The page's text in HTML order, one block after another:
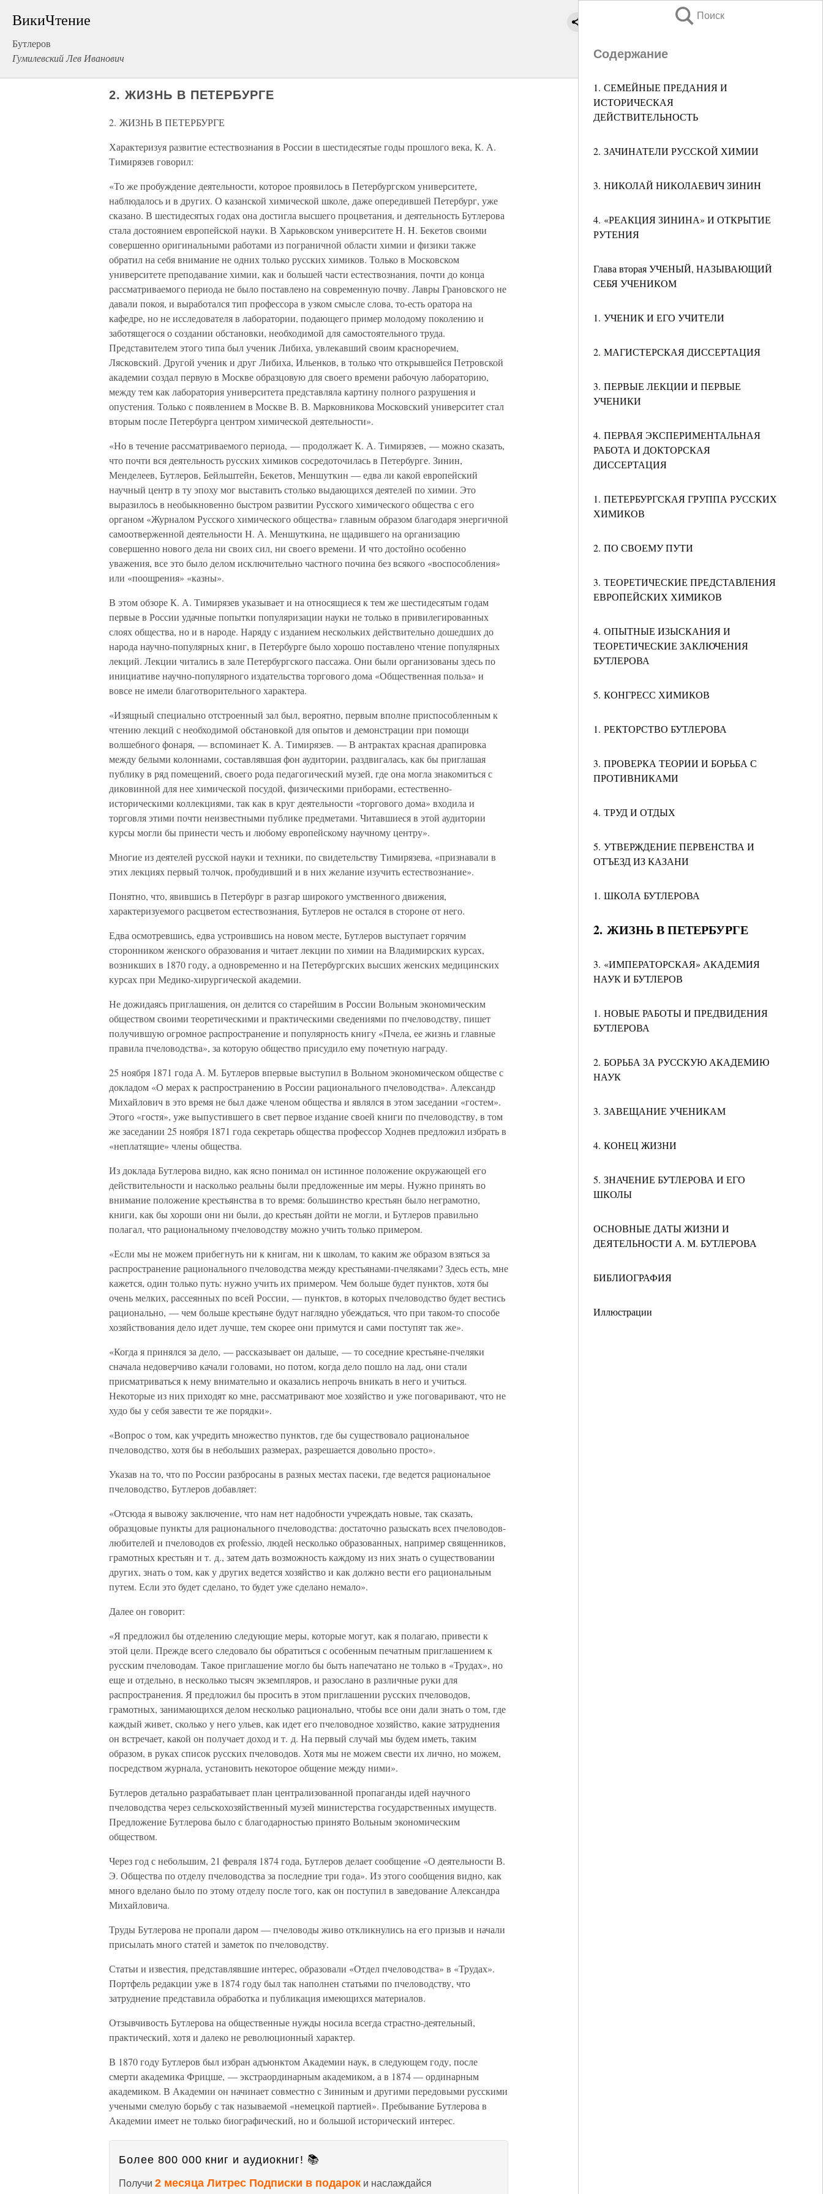
ВикиЧтение
Бутлеров
Гумилевский Лев Иванович
Поиск
Содержание
1. СЕМЕЙНЫЕ ПРЕДАНИЯ И
ИСТОРИЧЕСКАЯ
ДЕЙСТВИТЕЛЬНОСТЬ
2. ЗАЧИНАТЕЛИ РУССКОЙ ХИМИИ
3. НИКОЛАЙ НИКОЛАЕВИЧ ЗИНИH
4. «РЕАКЦИЯ ЗИНИНА» И ОТКРЫТИЕ
РУТЕНИЯ
Глава вторая УЧЕНЫЙ, НАЗЫВАЮЩИЙ
СЕБЯ УЧЕНИКОМ
1. УЧЕНИК И ЕГО УЧИТЕЛИ
2. МАГИСТЕРСКАЯ ДИССЕРТАЦИЯ
3. ПЕРВЫЕ ЛЕКЦИИ И ПЕРВЫЕ
УЧЕНИКИ
4. ПЕРВАЯ ЭКСПЕРИМЕНТАЛЬНАЯ
РАБОТА И ДОКТОРСКАЯ
ДИССЕРТАЦИЯ
1. ПЕТЕРБУРГСКАЯ ГРУППА РУССКИХ
ХИМИКОВ
2. ПО СВОЕМУ ПУТИ
3. ТЕОРЕТИЧЕСКИЕ ПРЕДСТАВЛЕНИЯ
ЕВРОПЕЙСКИХ ХИМИКОВ
4. ОПЫТНЫЕ ИЗЫСКАНИЯ И
ТЕОРЕТИЧЕСКИЕ ЗАКЛЮЧЕНИЯ
БУТЛЕРОВА
5. КОНГРЕСС ХИМИКОВ
1. РЕКТОРСТВО БУТЛЕРОВА
3. ПРОВЕРКА ТЕОРИИ И БОРЬБА С
ПРОТИВНИКАМИ
4. ТРУД И ОТДЫХ
5. УТВЕРЖДЕНИЕ ПЕРВЕНСТВА И
ОТЪЕЗД ИЗ КАЗАНИ
1. ШКОЛА БУТЛЕРОВА
2. ЖИЗНЬ В ПЕТЕРБУРГЕ
3. «ИМПЕРАТОРСКАЯ» АКАДЕМИЯ
НАУК И БУТЛЕРОВ
1. НОВЫЕ РАБОТЫ И ПРЕДВИДЕНИЯ
БУТЛЕРОВА
2. БОРЬБА ЗА РУССКУЮ АКАДЕМИЮ
НАУК
3. ЗАВЕЩАНИЕ УЧЕНИКАМ
4. КОНЕЦ ЖИЗНИ
5. ЗНАЧЕНИЕ БУТЛЕРОВА И ЕГО
ШКОЛЫ
ОСНОВНЫЕ ДАТЫ ЖИЗНИ И
ДЕЯТЕЛЬНОСТИ А. М. БУТЛЕРОВА
БИБЛИОГРАФИЯ
Иллюстрации
2. ЖИЗНЬ В ПЕТЕРБУРГЕ
2. ЖИЗНЬ В ПЕТЕРБУРГЕ
Характеризуя развитие естествознания в России в шестидесятые годы прошлого века, К. А.
Тимирязев говорил:
«То же пробуждение деятельности, которое проявилось в Петербургском университете,
наблюдалось и в других. О казанской химической школе, даже опередившей Петербург, уже
сказано. В шестидесятых годах она достигла высшего процветания, и деятельность Бутлерова
стала достоянием европейской науки. В Харьковском университете H. H. Бекетов своими
совершенно оригинальными работами из пограничной области химии и физики также
обратил на себя внимание не одних только русских химиков. Только в Московском
университете преподавание химии, как и большей части естествознания, почти до конца
рассматриваемого периода не было поставлено на современную почву. Лавры Грановского не
давали покоя, и выработался тип профессора в узком смысле слова, то-есть оратора на
кафедре, но не исследователя в лаборатории, подающего пример молодому поколению и
заботящегося о создании обстановки, необходимой для самостоятельного труда.
Представителем этого типа был ученик Либиха, увлекавший своим красноречием,
Лясковский. Другой ученик и друг Либиха, Ильенков, в только что открывшейся Петровской
академии создал первую в Москве образцовую для своего времени рабочую лабораторию,
между тем как лаборатория университета представляла картину полного разрушения и
опустения. Только с появлением в Москве В. В. Марковникова Московский университет стал
вторым после Петербурга центром химической деятельности».
«Но в течение рассматриваемого периода, — продолжает К. А. Тимирязев, — можно сказать,
что почти вся деятельность русских химиков сосредоточилась в Петербурге. Зинин,
Менделеев, Бутлеров, Бейльштейн, Бекетов, Меншуткин — едва ли какой европейский
научный центр в ту эпоху мог выставить столько выдающихся деятелей по химии. Это
выразилось в необыкновенно быстром развитии Русского химического общества с его
органом «Журналом Русского химического общества» главным образом благодаря энергичной
самоотверженной деятельности Н. А. Меншуткина, не щадившего на организацию
совершенно нового дела ни своих сил, ни своего времени. И что достойно особенно
уважения, все это было делом исключительно частного почина без всякого «воспособления»
или «поощрения» «казны».
В этом обзоре К. А. Тимирязев указывает и на относящиеся к тем же шестидесятым годам
первые в России удачные попытки популяризации науки не только в привилегированных
слоях общества, но и в народе. Наряду с изданием нескольких действительно дошедших до
народа научно-популярных книг, в Петербурге было хорошо поставлено чтение популярных
лекций. Лекции читались в зале Петербургского пассажа. Они были организованы здесь по
инициативе научно-популярного издательства торгового дома «Общественная польза» и
вовсе не имели благотворительного характера.
«Изящный специально отстроенный зал был, вероятно, первым вполне приспособленным к
чтению лекций с необходимой обстановкой для опытов и демонстрации при помощи
волшебного фонаря, — вспоминает К. А. Тимирязев. — В антрактах красная драпировка
между белыми колоннами, составлявшая фон аудитории, раздвигалась, как бы приглашая
публику в ряд помещений, своего рода педагогический музей, где она могла знакомиться с
диковинной для нее химической посудой, физическими приборами, естественно-
историческими коллекциями, так как в круг деятельности «торгового дома» входила и
торговля этими почти неизвестными публике предметами. Читавшиеся в этой аудитории
курсы могли бы принести честь и любому европейскому научному центру».
Многие из деятелей русской науки и техники, по свидетельству Тимирязева, «признавали в
этих лекциях первый толчок, пробудивший и в них желание изучить естествознание».
Понятно, что, явившись в Петербург в разгар широкого умственного движения,
характеризуемого расцветом естествознания, Бутлеров не остался в стороне от него.
Едва осмотревшись, едва устроившись на новом месте, Бутлеров выступает горячим
сторонником женского образования и читает лекции по химии на Владимирских курсах,
возникших в 1870 году, а одновременно и на Петербургских высших женских медицинских
курсах при Медико-хирургической академии.
Не дожидаясь приглашения, он делится со старейшим в России Вольным экономическим
обществом своими теоретическими и практическими сведениями по пчеловодству, пишет
получившую огромное распространение и популярность книгу «Пчела, ее жизнь и главные
правила пчеловодства», за которую общество присудило ему почетную награду.
25 ноября 1871 года А. М. Бутлеров впервые выступил в Вольном экономическом обществе с
докладом «О мерах к распространению в России рационального пчеловодства». Александр
Михайлович в это время не был даже членом общества и являлся в этом заседании «гостем».
Этого «гостя», уже выпустившего в свет первое издание своей книги по пчеловодству, в том
же заседании 25 ноября 1871 года секретарь общества профессор Ходнев предложил избрать в
«неплатящие» члены общества.
Из доклада Бутлерова видно, как ясно понимал он истинное положение окружающей его
действительности и насколько реальны были предложенные им меры. Нужно принять во
внимание положение крестьянства в то время: большинство крестьян было неграмотно,
книги, как бы хороши они ни были, до крестьян дойти не могли, и Бутлеров правильно
полагал, что рациональному пчеловодству можно учить только примером.
«Если мы не можем прибегнуть ни к книгам, ни к школам, то каким же образом взяться за
распространение рационального пчеловодства между крестьянами-пчеляками? Здесь есть, мне
кажется, один только путь: нужно учить их примером. Чем больше будет пунктов, хотя бы
очень мелких, рассеянных по всей России, — пунктов, в которых пчеловодство будет вестись
рационально, — чем больше крестьяне будут наглядно убеждаться, что при таком-то способе
хозяйствования дело идет лучше, тем скорее они примутся и сами поступят так же».
«Когда я принялся за дело, — рассказывает он дальше, — то соседние крестьяне-пчеляки
сначала недоверчиво качали головами, но потом, когда дело пошло на лад, они стали
присматриваться к нему внимательно и оказались непрочь вникать в него и учиться.
Некоторые из них приходят ко мне, рассматривают мое хозяйство и уже поговаривают, что не
худо бы у себя завести те же порядки».
«Вопрос о том, как учредить множество пунктов, где бы существовало рациональное
пчеловодство, хотя бы в небольших размерах, разрешается довольно просто».
Указав на то, что по России разбросаны в разных местах пасеки, где ведется рациональное
пчеловодство, Бутлеров добавляет:
«Отсюда я вывожу заключение, что нам нет надобности учреждать новые, так сказать,
образцовые пункты для рационального пчеловодства: достаточно разыскать всех пчеловодов-
любителей и пчеловодов ex professio, людей несколько образованных, например священников,
грамотных крестьян и т. д., затем дать возможность каждому из них знать о существовании
других, знать о том, как у других ведется хозяйство и как должно вести его рациональным
путем. Если это будет сделано, то будет уже сделано немало».
Далее он говорит:
«Я предложил бы отделению следующие меры, которые могут, как я полагаю, привести к
этой цели. Прежде всего следовало бы обратиться с особенным печатным приглашением к
русским пчеловодам. Такое приглашение могло бы быть напечатано не только в «Трудах», но
еще и отдельно, в несколько тысяч экземпляров, и разослано в различные руки для
распространения. Я предложил бы просить в этом приглашении русских пчеловодов,
грамотных, занимающихся делом несколько рационально, чтобы все они дали знать о том, где
каждый живет, сколько у него ульев, как идет его пчеловодное хозяйство, какие затруднения
он встречает, какой он получает доход и т. д. На первый случай мы будем иметь, таким
образом, в руках список русских пчеловодов. Хотя мы не можем свести их лично, но можем,
посредством журнала, установить некоторое общение между ними».
Бутлеров детально разрабатывает план централизованной пропаганды идей научного
пчеловодства через сельскохозяйственный музей министерства государственных имуществ.
Предложение Бутлерова было с благодарностью принято Вольным экономическим
обществом.
Через год с небольшим, 21 февраля 1874 года, Бутлеров делает сообщение «О деятельности В.
Э. Общества по отделу пчеловодства за последние три года». Из этого сообщения видно, как
много вделано было по этому отделу после того, как он поступил в заведование Александра
Михайловича.
Труды Бутлерова не пропали даром — пчеловоды живо откликнулись на его призыв и начали
присылать много статей и заметок по пчеловодству.
Статьи и известия, представлявшие интерес, образовали «Отдел пчеловодства» в «Трудах».
Портфель редакции уже в 1874 году был так наполнен статьями по пчеловодству, что
затруднение представила обработка и публикация имеющихся материалов.
Отзывчивость Бутлерова на общественные нужды носила всегда страстно-деятельный,
практический, хотя и далеко не революционный характер.
В 1870 году Бутлеров был избран адъюнктом Академии наук, в следующем году, после
смерти академика Фрицше, — экстраординарным академиком, а в 1874 — ординарным
академиком. В Академии он начинает совместно с Зининым и другими передовыми русскими
учеными смелую борьбу с так называемой «немецкой партией». Пребывание Бутлерова в
Академии имеет не только биографический, но и большой исторический интерес.
Более 800 000 книг и аудиокниг! 📚
Получи 2 месяца Литрес Подписки в подарок и наслаждайся